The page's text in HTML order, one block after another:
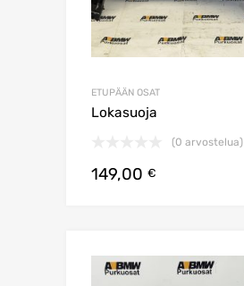
ETUPÄÄN OSAT
Lokasuoja
(0 arvostelua)
149,00 €